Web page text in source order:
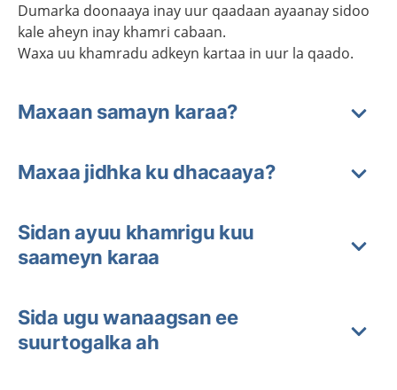
Dumarka doonaaya inay uur qaadaan ayaanay sidoo
kale aheyn inay khamri cabaan.
Waxa uu khamradu adkeyn kartaa in uur la qaado.
Maxaan samayn karaa?
Maxaa jidhka ku dhacaaya?
Sidan ayuu khamrigu kuu
saameyn karaa
Sida ugu wanaagsan ee
suurtogalka ah